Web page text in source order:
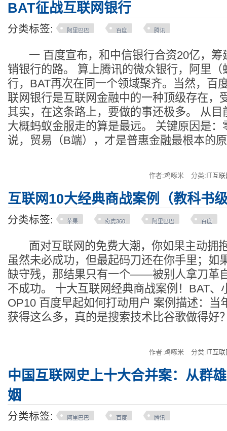
BAT征战互联网银行
分类标签: 阿里巴巴 百度 腾讯
一 百度宣布，和中信银行合资20亿，筹
销银行的路。 算上腾讯的微众银行，阿里（
行，BAT再次在同一个领域聚齐。当然，百
联网银行是互联网金融中的一种顶级存在，
其实，在这条路上，要做的事还极多。 从目
大概蚂蚁金服走的算是最远。 关键原因是
说，贸易（B端），才是普惠金融最根本的
作者:鸡啄米 分类: IT互
互联网10大经典商战案例（教科书
分类标签: 苹果 奇虎360 阿里巴巴 百度
面对互联网的免费大潮，你如果主动拥
虽然未必成功，但最起码刀还在你手里；如
缺守残，那结果只有一个——被别人拿刀革
不成功。 十大互联网经典商战案例！BAT、
OP10 百度早起如何打动用户 案例描述：当
获得这么多，真的是搜索技术比谷歌做得好
作者:鸡啄米 分类: IT互
中国互联网史上十大合并案：从群
姻
分类标签: 阿里巴巴 百度 腾讯